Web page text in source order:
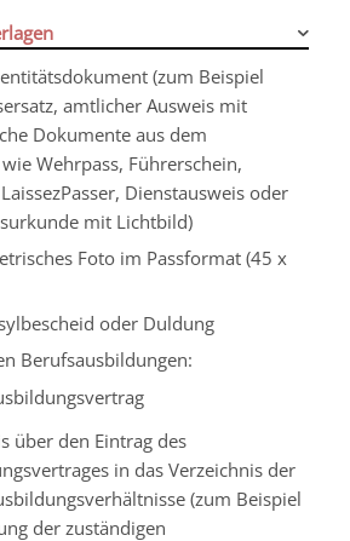
(zum Beispiel
amtlicher Ausweis mit
Dokumente aus dem
Wehrpass, Führerschein,
Dienstausweis oder
mit Lichtbild)
Foto im Passformat (45 x
oder Duldung
Berufsausbildungen:
über den Eintrag des
in das Verzeichnis der
(zum Beispiel
der zuständigen